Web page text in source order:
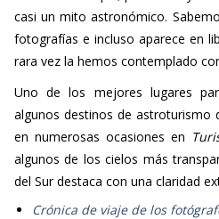
casi un mito astronómico.
fotografías e incluso aparece en
rara vez la hemos contemplado
Uno de los mejores lugares
algunos destinos de astroturismo
en numerosas ocasiones en
algunos de los cielos más
del Sur destaca con una claridad
Crónica de viaje de los